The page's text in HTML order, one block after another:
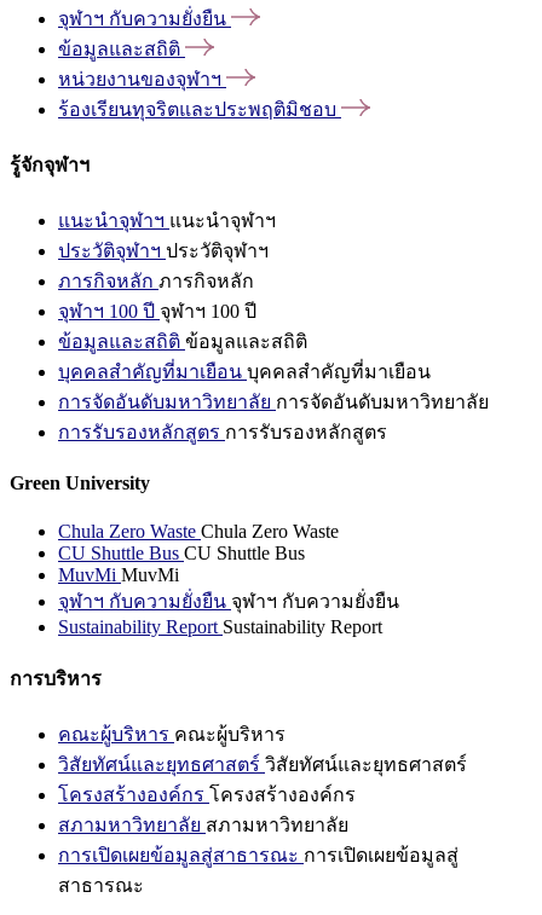
จุฬาฯ กับความยั่งยืน
ข้อมูลและสถิติ
หน่วยงานของจุฬาฯ
ร้องเรียนทุจริตและประพฤติมิชอบ
รู้จักจุฬาฯ
แนะนำจุฬาฯ แนะนำจุฬาฯ
ประวัติจุฬาฯ ประวัติจุฬาฯ
ภารกิจหลัก ภารกิจหลัก
จุฬาฯ 100 ปี จุฬาฯ 100 ปี
ข้อมูลและสถิติ ข้อมูลและสถิติ
บุคคลสำคัญที่มาเยือน บุคคลสำคัญที่มาเยือน
การจัดอันดับมหาวิทยาลัย การจัดอันดับมหาวิทยาลัย
การรับรองหลักสูตร การรับรองหลักสูตร
Green University
Chula Zero Waste Chula Zero Waste
CU Shuttle Bus CU Shuttle Bus
MuvMi MuvMi
จุฬาฯ กับความยั่งยืน จุฬาฯ กับความยั่งยืน
Sustainability Report Sustainability Report
การบริหาร
คณะผู้บริหาร คณะผู้บริหาร
วิสัยทัศน์และยุทธศาสตร์ วิสัยทัศน์และยุทธศาสตร์
โครงสร้างองค์กร โครงสร้างองค์กร
สภามหาวิทยาลัย สภามหาวิทยาลัย
การเปิดเผยข้อมูลสู่สาธารณะ การเปิดเผยข้อมูลสู่
สาธารณะ